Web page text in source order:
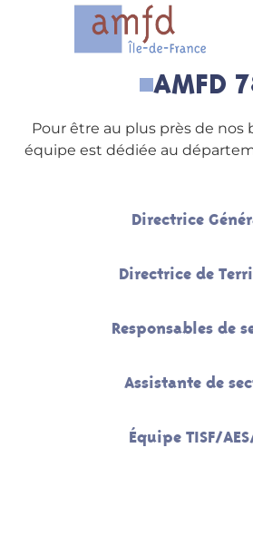
AMFD
Pour être au plus près de nos
équipe est dédiée au
Directrice
Directrice de
Responsables de
Assistante de
Équipe TISF/